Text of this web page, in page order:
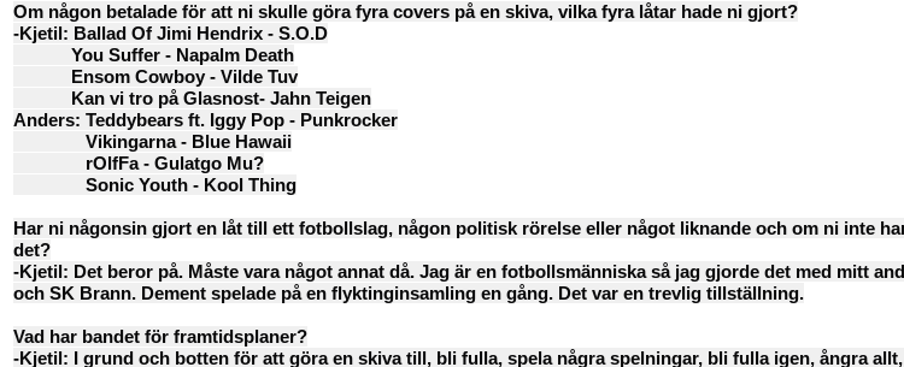
Om någon betalade för att ni skulle göra fyra covers på en skiva, vilka fyra låtar hade ni gjort?
-Kjetil: Ballad Of Jimi Hendrix - S.O.D
You Suffer - Napalm Death
Ensom Cowboy - Vilde Tuv
Kan vi tro på Glasnost- Jahn Teigen
Anders: Teddybears ft. Iggy Pop - Punkrocker
Vikingarna - Blue Hawaii
rOlfFa - Gulatgo Mu?
Sonic Youth - Kool Thing
Har ni någonsin gjort en låt till ett fotbollslag, någon politisk rörelse eller något liknande och om ni inte
det?
-Kjetil: Det beror på. Måste vara något annat då. Jag är en fotbollsmänniska så jag gjorde det med mitt
och SK Brann. Dement spelade på en flyktinginsamling en gång. Det var en trevlig tillställning.
Vad har bandet för framtidsplaner?
-Kjetil: I grund och botten för att göra en skiva till, bli fulla, spela några spelningar, bli fulla igen, ångra